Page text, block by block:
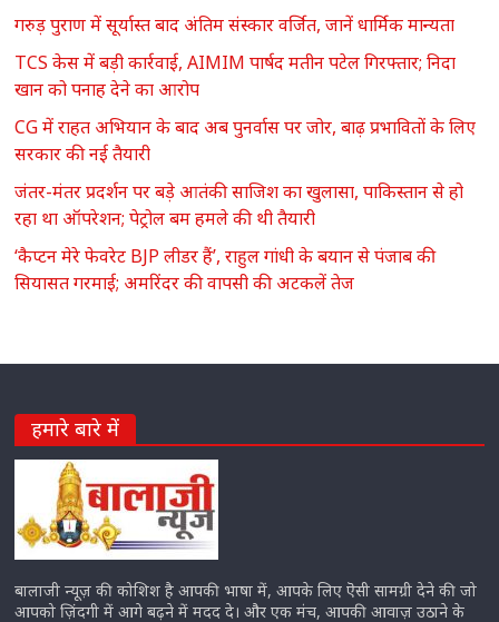
गरुड़ पुराण में सूर्यास्त बाद अंतिम संस्कार वर्जित, जानें धार्मिक मान्यता
TCS केस में बड़ी कार्रवाई, AIMIM पार्षद मतीन पटेल गिरफ्तार; निदा
खान को पनाह देने का आरोप
CG में राहत अभियान के बाद अब पुनर्वास पर जोर, बाढ़ प्रभावितों के लिए
सरकार की नई तैयारी
जंतर-मंतर प्रदर्शन पर बड़े आतंकी साजिश का खुलासा, पाकिस्तान से हो
रहा था ऑपरेशन; पेट्रोल बम हमले की थी तैयारी
‘कैप्टन मेरे फेवरेट BJP लीडर हैं’, राहुल गांधी के बयान से पंजाब की
सियासत गरमाई; अमरिंदर की वापसी की अटकलें तेज
हमारे बारे में
बालाजी न्यूज़ की कोशिश है आपकी भाषा में, आपके लिए ऎसी सामग्री देने की जो
आपको ज़िंदगी में आगे बढ़ने में मदद दे। और एक मंच, आपकी आवाज़ उठाने के